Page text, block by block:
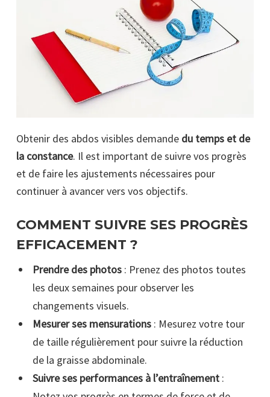
Obtenir des abdos visibles demande du temps et de
la constance. Il est important de suivre vos progrès
et de faire les ajustements nécessaires pour
continuer à avancer vers vos objectifs.
COMMENT SUIVRE SES PROGRÈS
EFFICACEMENT ?
Prendre des photos: Prenez des photos toutes
les deux semaines pour observer les
changements visuels.
Mesurer ses mensurations: Mesurez votre tour
de taille régulièrement pour suivre la réduction
de la graisse abdominale.
Suivre ses performances à l’entraînement: